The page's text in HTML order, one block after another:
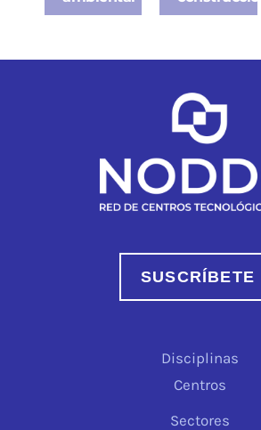
SUSCRÍBETE
Disciplinas
Centros
Sectores